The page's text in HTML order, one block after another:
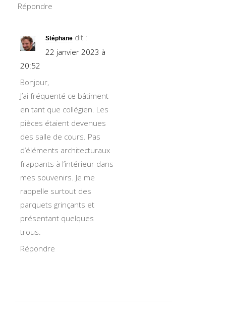
Répondre
Stéphane dit :
22 janvier 2023 à
20:52
Bonjour,
J’ai fréquenté ce bâtiment
en tant que collégien. Les
pièces étaient devenues
des salle de cours. Pas
d’éléments architecturaux
frappants à l’intérieur dans
mes souvenirs. Je me
rappelle surtout des
parquets grinçants et
présentant quelques
trous.
Répondre